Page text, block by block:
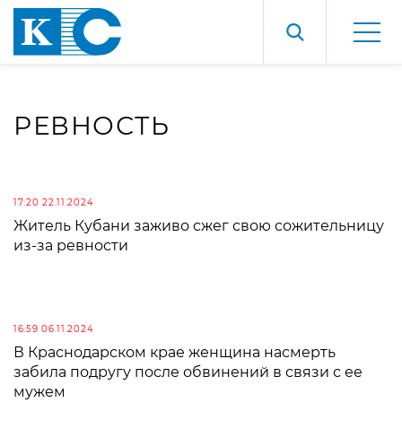
РЕВНОСТЬ
17:20 22.11.2024
Житель Кубани заживо сжег свою сожительницу
из-за ревности
16:59 06.11.2024
В Краснодарском крае женщина насмерть
забила подругу после обвинений в связи с ее
мужем